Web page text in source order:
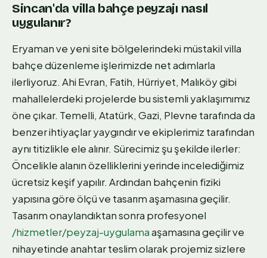
Sincan'da villa bahçe peyzajı nasıl
uygulanır?
Eryaman ve yeni site bölgelerindeki müstakil villa
bahçe düzenleme işlerimizde net adımlarla
ilerliyoruz. Ahi Evran, Fatih, Hürriyet, Malıköy gibi
mahallelerdeki projelerde bu sistemli yaklaşımımız
öne çıkar. Temelli, Atatürk, Gazi, Plevne tarafında da
benzer ihtiyaçlar yaygındır ve ekiplerimiz tarafından
aynı titizlikle ele alınır. Sürecimiz şu şekilde ilerler:
Öncelikle alanın özelliklerini yerinde incelediğimiz
ücretsiz keşif yapılır. Ardından bahçenin fiziki
yapısına göre ölçü ve tasarım aşamasına geçilir.
Tasarım onaylandıktan sonra profesyonel
/hizmetler/peyzaj-uygulamaaşamasına geçilir ve
nihayetinde anahtar teslim olarak projemiz sizlere